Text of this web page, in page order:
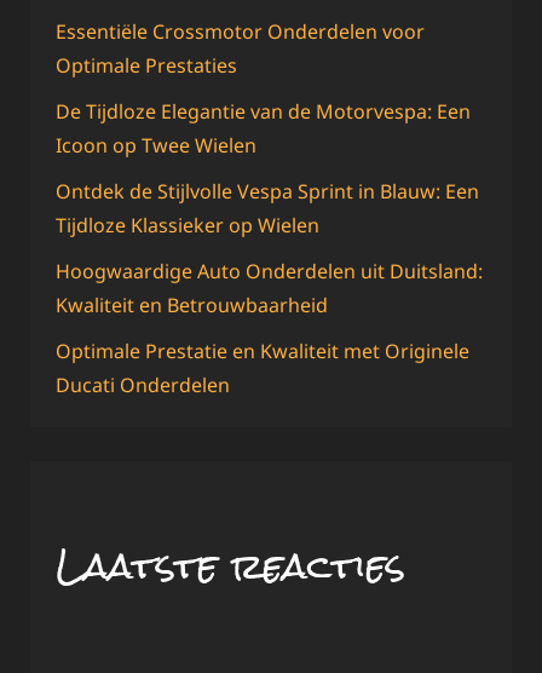
Essentiële Crossmotor Onderdelen voor
Optimale Prestaties
De Tijdloze Elegantie van de Motorvespa: Een
Icoon op Twee Wielen
Ontdek de Stijlvolle Vespa Sprint in Blauw: Een
Tijdloze Klassieker op Wielen
Hoogwaardige Auto Onderdelen uit Duitsland:
Kwaliteit en Betrouwbaarheid
Optimale Prestatie en Kwaliteit met Originele
Ducati Onderdelen
Laatste reacties